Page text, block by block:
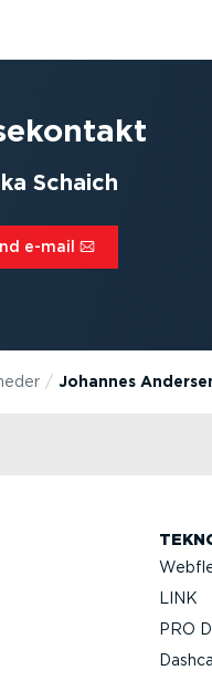
Schaich
e-mail⁠
Johannes
LINK
PRO